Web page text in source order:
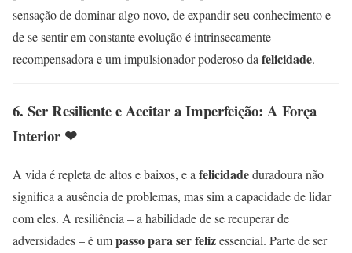
sensação de dominar algo novo, de expandir seu conhecimento e
de se sentir em constante evolução é intrinsecamente
recompensadora e um impulsionador poderoso da felicidade.
6. Ser Resiliente e Aceitar a Imperfeição: A Força
Interior ❤
A vida é repleta de altos e baixos, e a felicidadeduradoura não
significa a ausência de problemas, mas sim a capacidade de lidar
com eles. A resiliência – a habilidade de se recuperar de
adversidades – é umpasso para ser felizessencial. Parte de ser